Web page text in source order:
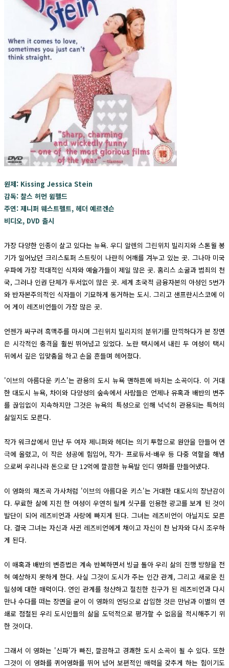
원제: Kissing Jessica Stein
감독: 찰스 허먼 윔펠드
주연: 제니퍼 웨스트펠트, 헤더 예르겐슨
비디오, DVD 출시
가장 다양한 인종이 살고 있다는 뉴욕. 우디 알렌의 그린위치 빌리지와 스톤월 봉
기가 일어났던 크리스토퍼 스트릿이 나란히 어깨를 겨누고 있는 곳. 그나마 미국
우파에 가장 적대적인 식자와 예술가들이 제일 많은 곳. 홈리스 소굴과 범죄의 천
국, 그러나 인권 단체가 두서없이 많은 곳. 세계 초국적 금융자본의 아성인 5번가
와 반자본주의적인 식자들이 기묘하게 동거하는 도시. 그리고 샌프란시스코에 이
어 게이 레즈비언들이 가장 많은 곳.
언젠가 싸구려 흑맥주를 마시며 그린위치 빌리지의 분위기를 만끽하다가 본 장면
은 시각적인 충격을 훨씬 뛰어넘고 있었다. 노란 택시에서 내린 두 여성이 택시
뒤에서 깊은 입맞춤을 하고 손을 흔들며 헤어졌다.
'이브의 아름다운 키스'는 관용의 도시 뉴욕 맨하튼에 바치는 소곡이다. 이 거대
한 대도시 뉴욕, 차이와 다양성의 숲속에서 사람들은 언제나 유혹과 배반의 변주
를 끊임없이 지속하지만 그것은 뉴욕의 특성으로 인해 넉넉히 관용되는 특허의
삶일지도 모른다.
작가 워크샵에서 만난 두 여자 제니퍼와 헤더는 의기 투합으로 원안을 만들어 연
극에 올렸고, 이 작은 성공에 힘입어, 작가- 프로듀서-배우 등 다중 역할을 해냄
으로써 우리나라 돈으로 단 12억에 깔끔한 뉴욕발 인디 영화를 만들어냈다.
이 영화의 재즈곡 가사처럼 '이브의 아름다운 키스'는 거대한 대도시의 장난감이
다. 무료한 삶에 지친 한 여성이 우연히 릴케 싯구를 인용한 광고를 보게 된 것이
발단이 되어 레즈비언과 사랑에 빠지게 된다. 그녀는 레즈비언이 아닐지도 모른
다. 결국 그녀는 자신과 사귄 레즈비언에게 채이고 자신이 찬 남자와 다시 조우하
게 된다.
이 매혹과 배반의 변증법은 계속 반복하면서 빙글 돌아 우리 삶의 진행 방향을 전
혀 예상하지 못하게 한다. 사실 그것이 도시가 주는 인간 관계, 그리고 새로운 친
밀성에 대한 매력이다. 연인 관계를 청산하고 절친한 친구가 된 레즈비언과 다시
만나 수다를 떠는 장면을 굳이 이 영화의 엔딩으로 삽입한 것은 만남과 이별의 연
쇄로 점철된 우리 도시인들의 삶을 도덕적으로 평가할 수 없음을 적시해주기 위
한 것이다.
그래서 이 영화는 '신파'가 빠진, 깔끔하고 경쾌한 도시 소곡이 될 수 있다. 또한
그것이 이 영화를 퀴어영화를 뛰어 넘어 보편적인 매력을 갖추게 하는 힘이기도